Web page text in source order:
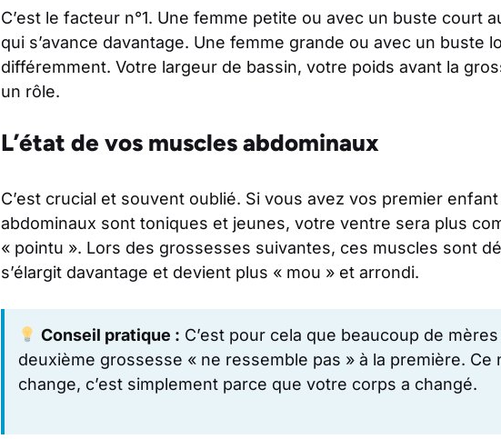
C’est le facteur n°1. Une femme petite ou avec un buste court
qui s’avance davantage. Une femme grande ou avec un buste
différemment. Votre largeur de bassin, votre poids avant la
un rôle.
L’état de vos muscles abdominaux
C’est crucial et souvent oublié. Si vous avez vos premier
abdominaux sont toniques et jeunes, votre ventre sera plus
« pointu ». Lors des grossesses suivantes, ces muscles sont
s’élargit davantage et devient plus « mou » et arrondi.
Conseil pratique : C’est pour cela que beaucoup de
deuxième grossesse « ne ressemble pas » à la première. Ce
change, c’est simplement parce que votre corps a changé.